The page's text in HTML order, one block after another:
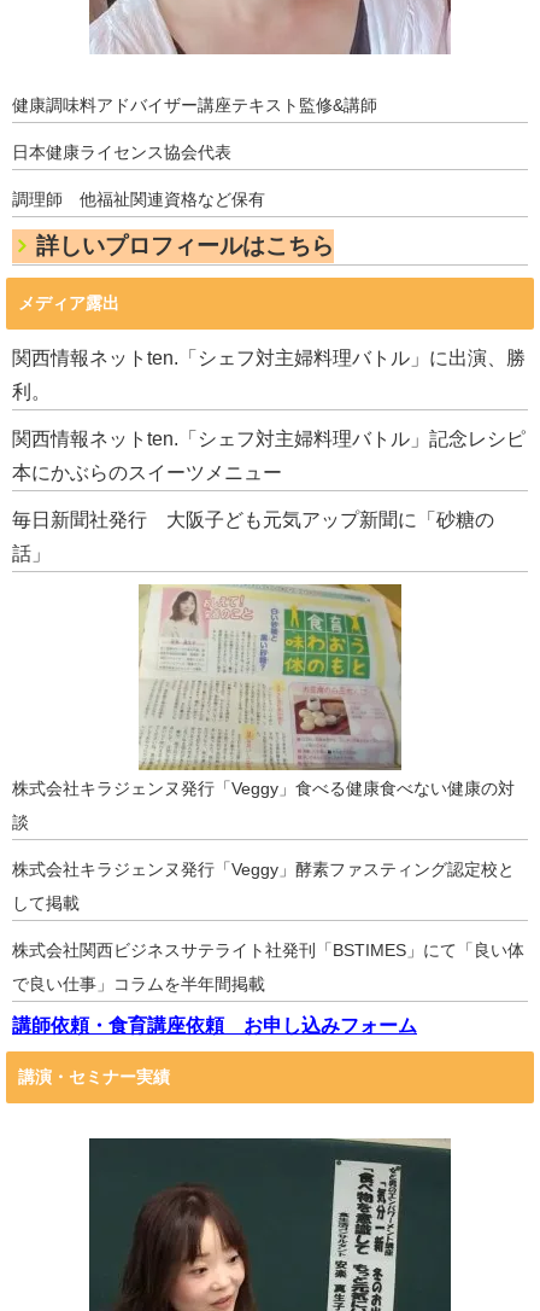
健康調味料アドバイザー講座テキスト監修&講師
日本健康ライセンス協会代表
調理師 他福祉関連資格など保有
詳しいプロフィールはこちら
メディア露出
関西情報ネットten.「シェフ対主婦料理バトル」に出演、勝
利。
関西情報ネットten.「シェフ対主婦料理バトル」記念レシピ
本にかぶらのスイーツメニュー
毎日新聞社発行 大阪子ども元気アップ新聞に「砂糖の
話」
株式会社キラジェンヌ発行「Veggy」食べる健康食べない健康の対
談
株式会社キラジェンヌ発行「Veggy」酵素ファスティング認定校と
して掲載
株式会社関西ビジネスサテライト社発刊「BSTIMES」にて「良い体
で良い仕事」コラムを半年間掲載
講師依頼・食育講座依頼 お申し込みフォーム
講演・セミナー実績